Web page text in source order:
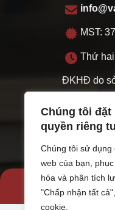
Chúng tôi đặt
quyền riêng
Chúng tôi sử dụng
web của bạn,
hóa và phân tích
"Chấp nhận tất
cookie.
MST:
Thứ
ĐKHĐ do